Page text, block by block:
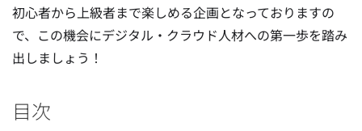
初心者から上級者まで楽しめる企画となっておりますの
で、この機会にデジタル・クラウド人材への第一歩を踏み
出しましょう！
目次